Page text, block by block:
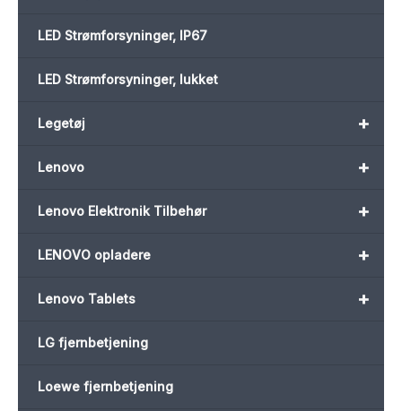
LED Strømforsyninger, IP67
LED Strømforsyninger, lukket
+
Legetøj
+
Lenovo
+
Lenovo Elektronik Tilbehør
+
LENOVO opladere
+
Lenovo Tablets
LG fjernbetjening
Loewe fjernbetjening